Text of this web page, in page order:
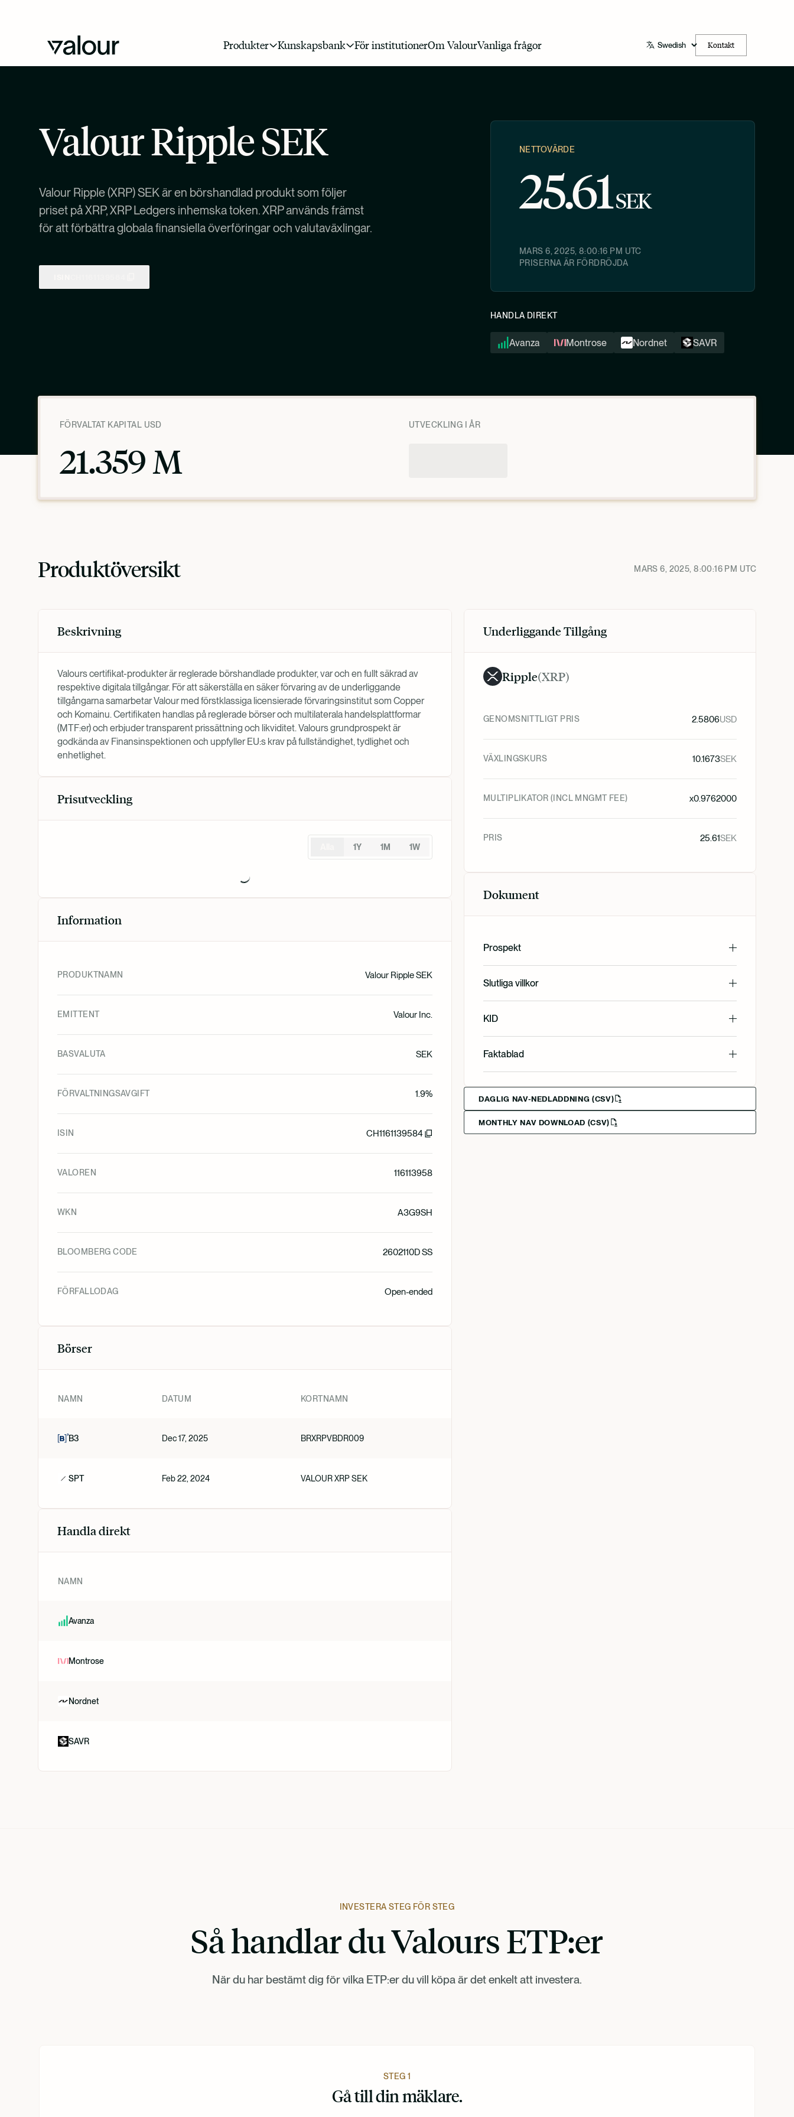
Produkter Kunskapsbank För institutionerOm ValourVanliga frågor Kontakt
Valour Ripple SEK
Valour Ripple (XRP) SEK är en börshandlad produkt som följer
priset på XRP, XRP Ledgers inhemska token. XRP används främst
för att förbättra globala finansiella överföringar och valutaväxlingar.
NETTOVÄRDE
25.61SEK
MARS 6, 2025, 8:00:16 PM UTC
PRISERNA ÄR FÖRDRÖJDA
HANDLA DIREKT
Avanza Montrose Nordnet SAVR
FÖRVALTAT KAPITAL USD
21.359 M
UTVECKLING I ÅR
Produktöversikt MARS 6, 2025, 8:00:16 PM UTC
Beskrivning
Valours certifikat-produkter är reglerade börshandlade produkter, var och en fullt säkrad av
respektive digitala tillgångar. För att säkerställa en säker förvaring av de underliggande
tillgångarna samarbetar Valour med förstklassiga licensierade förvaringsinstitut som Copper
och Komainu. Certifikaten handlas på reglerade börser och multilaterala handelsplattformar
(MTF:er) och erbjuder transparent prissättning och likviditet. Valours grundprospekt är
godkända av Finansinspektionen och uppfyller EU:s krav på fullständighet, tydlighet och
enhetlighet.
Prisutveckling
1Y 1M 1W
Information
PRODUKTNAMN Valour Ripple SEK
EMITTENT Valour Inc.
BASVALUTA SEK
FÖRVALTNINGSAVGIFT 1.9%
ISIN CH1161139584
VALOREN 116113958
WKN A3G9SH
BLOOMBERG CODE 2602110D SS
FÖRFALLODAG Open-ended
Börser
NAMN DATUM KORTNAMN
B3 Dec 17, 2025 BRXRPVBDR009
SPT Feb 22, 2024 VALOUR XRP SEK
Handla direkt
NAMN
Avanza
Montrose
Nordnet
SAVR
Underliggande Tillgång
Ripple(XRP)
GENOMSNITTLIGT PRIS 2.5806USD
VÄXLINGSKURS 10.1673SEK
MULTIPLIKATOR (INCL MNGMT FEE) x0.9762000
PRIS 25.61SEK
Dokument
Prospekt
English
Slutliga villkor
English
Svenska
KID
English
Faktablad
English
Svenska
DAGLIG NAV-NEDLADDNING (CSV)
MONTHLY NAV DOWNLOAD (CSV)
INVESTERA STEG FÖR STEG
Så handlar du Valours ETP:er
När du har bestämt dig för vilka ETP:er du vill köpa är det enkelt att investera.
STEG 1
Gå till din mäklare.